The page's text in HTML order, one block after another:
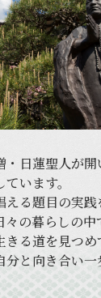
・日蓮聖人が開
ています。
える題目の実践
々の暮らしの中
きる道を見つめ
分と向き合い一